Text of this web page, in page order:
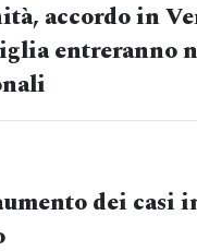
accordo in
entreranno
dei casi